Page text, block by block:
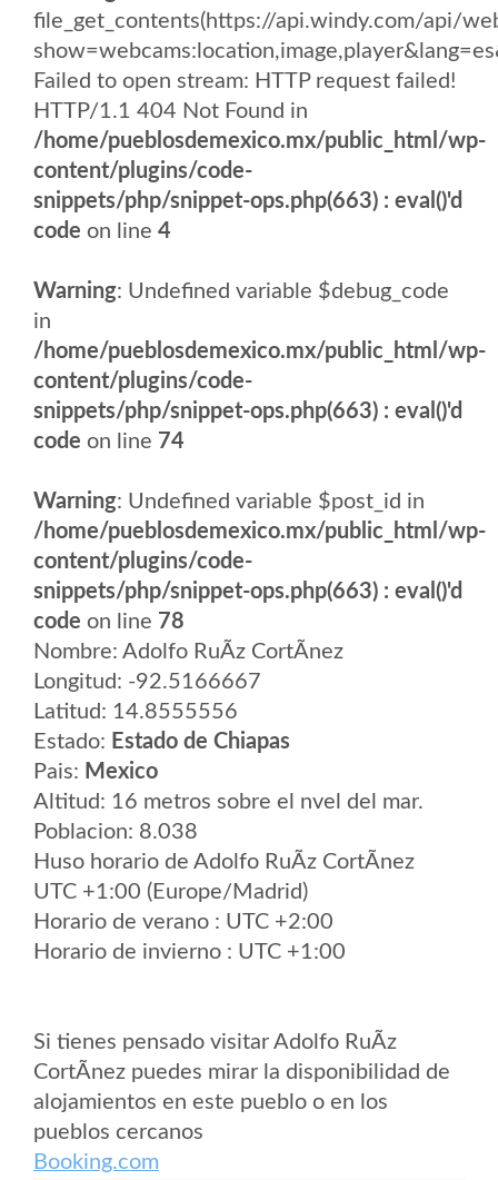
file_get_contents(https://api.windy.com/api/
Failed to open stream: HTTP request failed!
HTTP/1.1 404 Not Found in
/home/pueblosdemexico.mx/public_html/wp-
content/plugins/code-
snippets/php/snippet-ops.php(663) : eval()'d
code on line 4
Warning: Undefined variable $debug_code
in
/home/pueblosdemexico.mx/public_html/wp-
content/plugins/code-
snippets/php/snippet-ops.php(663) : eval()'d
code on line 74
Warning: Undefined variable $post_id in
/home/pueblosdemexico.mx/public_html/wp-
content/plugins/code-
snippets/php/snippet-ops.php(663) : eval()'d
code on line 78
Nombre: Adolfo RuÃ­z CortÃ­nez
Longitud: -92.5166667
Latitud: 14.8555556
Estado: Estado de Chiapas
Pais: Mexico
Altitud: 16 metros sobre el nvel del mar.
Poblacion: 8.038
Huso horario de Adolfo RuÃ­z CortÃ­nez
UTC +1:00 (Europe/Madrid)
Horario de verano : UTC +2:00
Horario de invierno : UTC +1:00
Si tienes pensado visitar Adolfo RuÃ­z
CortÃ­nez puedes mirar la disponibilidad de
alojamientos en este pueblo o en los
pueblos cercanos
Booking.com